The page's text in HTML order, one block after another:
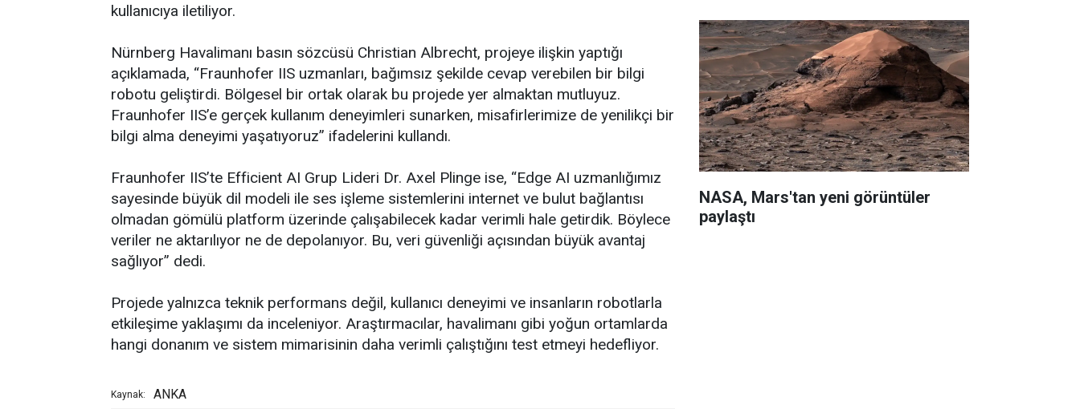
kullanıcıya iletiliyor.
Nürnberg Havalimanı basın sözcüsü Christian Albrecht, projeye ilişkin yaptığı
açıklamada, “Fraunhofer IIS uzmanları, bağımsız şekilde cevap verebilen bir bilgi
robotu geliştirdi. Bölgesel bir ortak olarak bu projede yer almaktan mutluyuz.
Fraunhofer IIS’e gerçek kullanım deneyimleri sunarken, misafirlerimize de yenilikçi bir
bilgi alma deneyimi yaşatıyoruz” ifadelerini kullandı.
Fraunhofer IIS’te Efficient AI Grup Lideri Dr. Axel Plinge ise, “Edge AI uzmanlığımız
sayesinde büyük dil modeli ile ses işleme sistemlerini internet ve bulut bağlantısı
olmadan gömülü platform üzerinde çalışabilecek kadar verimli hale getirdik. Böylece
veriler ne aktarılıyor ne de depolanıyor. Bu, veri güvenliği açısından büyük avantaj
sağlıyor” dedi.
Projede yalnızca teknik performans değil, kullanıcı deneyimi ve insanların robotlarla
etkileşime yaklaşımı da inceleniyor. Araştırmacılar, havalimanı gibi yoğun ortamlarda
hangi donanım ve sistem mimarisinin daha verimli çalıştığını test etmeyi hedefliyor.
Kaynak: ANKA
NASA, Mars'tan yeni görüntüler
paylaştı